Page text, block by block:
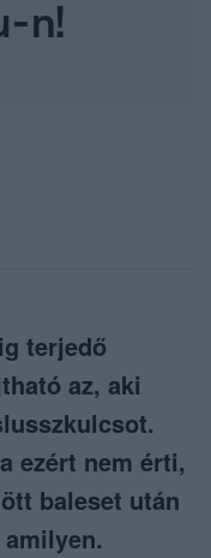
n!
terjedő
az, aki
ezért nem érti,
baleset után